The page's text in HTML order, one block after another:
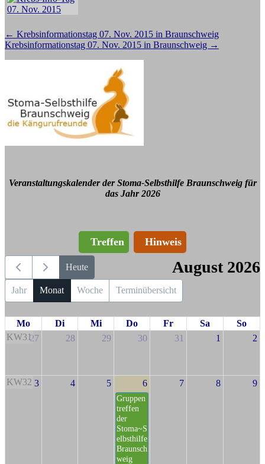
Beitragsnavigation
← Krebsinformationstag 07. Nov. 2015 in Braunschweig
Krebsinformationstag 07. Nov. 2015 in Braunschweig →
Veranstaltungskalender der Stoma-Selbsthilfe Braunschweig für
das Jahr 2026
Treffen Hinweis
Heute August 2026
Jahr Monat Woche Terminübersicht
Mo Di Mi Do Fr Sa
So
KW3127 28 29 30 31 1 2
KW32 3 4 5 6
Gruppen
treffen
der
Stoma~S
elbsthilfe
Braunsch
weig
7 8 9